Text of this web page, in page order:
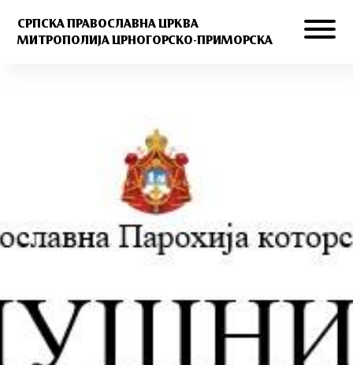
СРПСКА ПРАВОСЛАВНА ЦРКВА
МИТРОПОЛИЈА ЦРНОГОРСКО-ПРИМОРСКА